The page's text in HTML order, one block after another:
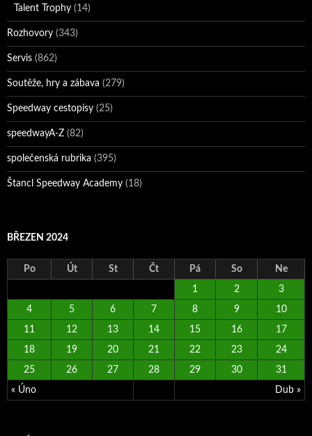
Talent Trophy (14)
Rozhovory (343)
Servis (862)
Soutěže, hry a zábava (279)
Speedway cestopisy (25)
speedwayA-Z (82)
společenská rubrika (395)
Štancl Speedway Academy (18)
BŘEZEN 2024
Po Út St Čt Pá So Ne
« Úno Dub »
1 2 3
4 5 6 7 8 9 10
11 12 13 14 15 16 17
18 19 20 21 22 23 24
25 26 27 28 29 30 31